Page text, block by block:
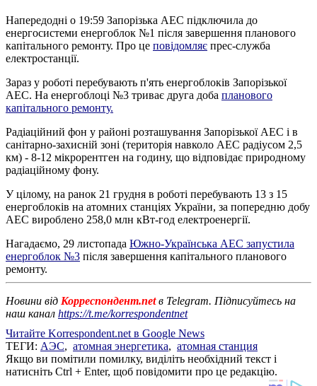
Напередодні о 19:59 Запорізька АЕС підключила до
енергосистеми енергоблок №1 після завершення планового
капітального ремонту. Про це повідомляє прес-служба
електростанції.
Зараз у роботі перебувають п'ять енергоблоків Запорізької
АЕС. На енергоблоці №3 триває друга доба планового
капітального ремонту.
Радіаційний фон у районі розташування Запорізької АЕС і в
санітарно-захисній зоні (територія навколо АЕС радіусом 2,5
км) - 8-12 мікрорентген на годину, що відповідає природному
радіаційному фону.
У цілому, на ранок 21 грудня в роботі перебувають 13 з 15
енергоблоків на атомних станціях України, за попередню добу
АЕС вироблено 258,0 млн кВт-год електроенергії.
Нагадаємо, 29 листопада Южно-Українська АЕС запустила
енергоблок №3 після завершення капітального планового
ремонту.
Новини від Корреспондент.netв Telegram. Підписуйтесь на
наш канал https://t.me/korrespondentnet
Читайте Korrespondent.net в Google News
ТЕГИ: АЭС, атомная энергетика, атомная станция
Якщо ви помітили помилку, виділіть необхідний текст і
натисніть Ctrl + Enter, щоб повідомити про це редакцію.